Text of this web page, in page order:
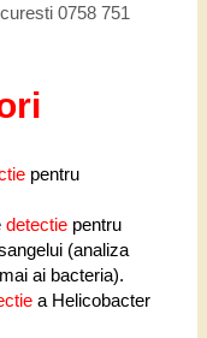
0758 751
pentru
detectie pentru
(analiza
ai bacteria).
a Helicobacter